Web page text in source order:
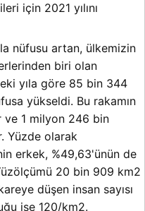
için 2021 yılını
nüfusu artan, ülkemizin
biri olan
yıla göre 85 bin 344
yükseldi. Bu rakamın
ve 1 milyon 246 bin
Yüzde olarak
erkek, %49,63'ünün de
20 bin 909 km2
düşen insan sayısı
ise 120/km2.